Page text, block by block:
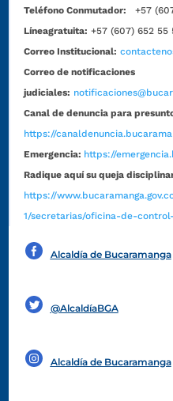
Teléfono Conmutador:
+57
Líneagratuita: +57 (607) 652 55
Correo Institucional:
Correo de notificaciones
judiciales:
Canal de denuncia para
https://
Emergencia: https://
Radique aquí su queja
https://
1/secretarias/oficina-de-
Alcaldía de Bucaramanga
@AlcaldíaBGA
Alcaldía de Bucaramanga